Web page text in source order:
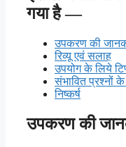
गया है —
उपकरण की
रिव्यू एवं सलाह
उपयोग के लिये
संभावित प्रश्नों के
निष्कर्ष
उपकरण की